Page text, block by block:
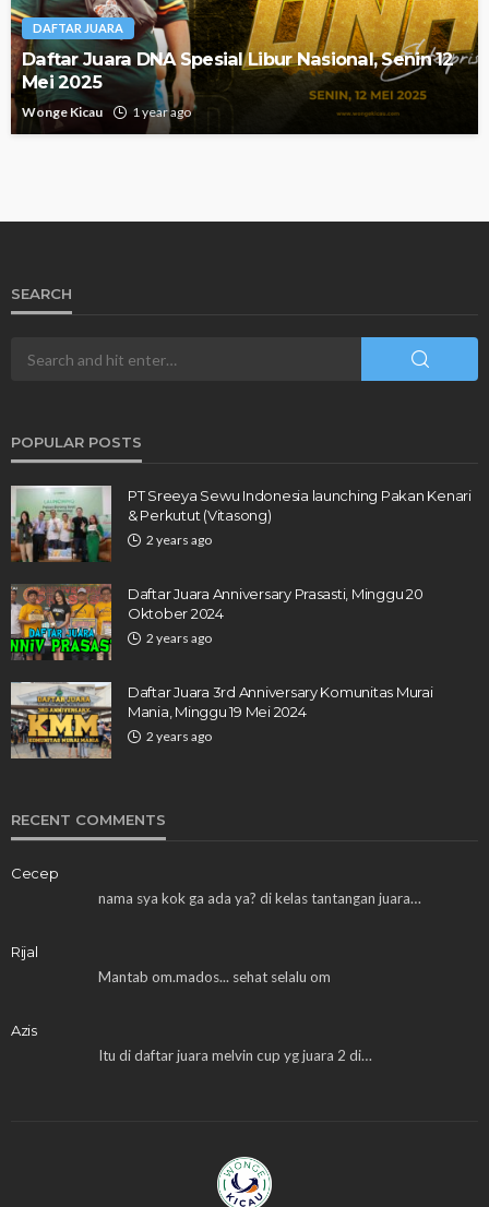
DAFTAR JUARA
Daftar Juara DNA Spesial Libur Nasional, Senin 12
Mei 2025
Wonge Kicau 1 year ago
SEARCH
POPULAR POSTS
PT Sreeya Sewu Indonesia launching Pakan Kenari
& Perkutut (Vitasong)
2 years ago
Daftar Juara Anniversary Prasasti, Minggu 20
Oktober 2024
2 years ago
Daftar Juara 3rd Anniversary Komunitas Murai
Mania, Minggu 19 Mei 2024
2 years ago
RECENT COMMENTS
Cecep
nama sya kok ga ada ya? di kelas tantangan juara…
Rijal
Mantab om.mados... sehat selalu om
Azis
Itu di daftar juara melvin cup yg juara 2 di…